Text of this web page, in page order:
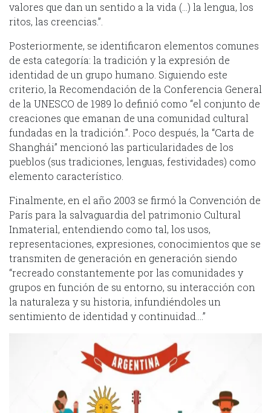
valores que dan un sentido a la vida (…) la lengua, los
ritos, las creencias.”.
Posteriormente, se identificaron elementos comunes
de esta categoría: la tradición y la expresión de
identidad de un grupo humano. Siguiendo este
criterio, la Recomendación de la Conferencia General
de la UNESCO de 1989 lo definió como “el conjunto de
creaciones que emanan de una comunidad cultural
fundadas en la tradición.”. Poco después, la “Carta de
Shanghái” mencionó las particularidades de los
pueblos (sus tradiciones, lenguas, festividades) como
elemento característico.
Finalmente, en el año 2003 se firmó la Convención de
París para la salvaguardia del patrimonio Cultural
Inmaterial, entendiendo como tal, los usos,
representaciones, expresiones, conocimientos que se
transmiten de generación en generación siendo
“recreado constantemente por las comunidades y
grupos en función de su entorno, su interacción con
la naturaleza y su historia, infundiéndoles un
sentimiento de identidad y continuidad….”